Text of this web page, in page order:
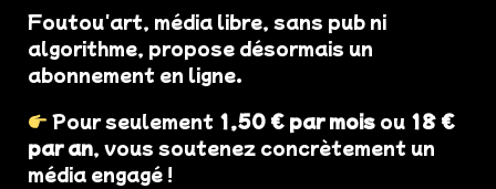
Foutou'art, média libre, sans pub ni
algorithme, propose désormais un
abonnement en ligne.
Pour seulement 1,50 € par mois ou 18 €
par an, vous soutenez concrètement un
média engagé !